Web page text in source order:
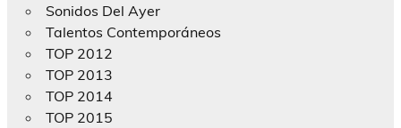
Sonidos Del Ayer
Talentos Contemporáneos
TOP 2012
TOP 2013
TOP 2014
TOP 2015